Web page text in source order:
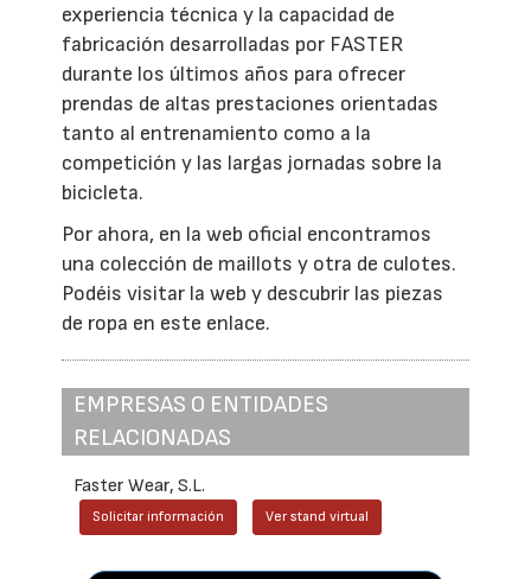
experiencia técnica y la capacidad de
fabricación desarrolladas por FASTER
durante los últimos años para ofrecer
prendas de altas prestaciones orientadas
tanto al entrenamiento como a la
competición y las largas jornadas sobre la
bicicleta.
Por ahora, en la web oficial encontramos
una colección de maillots y otra de culotes.
Podéis visitar la web y descubrir las piezas
de ropa en este enlace.
EMPRESAS O ENTIDADES
RELACIONADAS
Faster Wear, S.L.
Solicitar información Ver stand virtual